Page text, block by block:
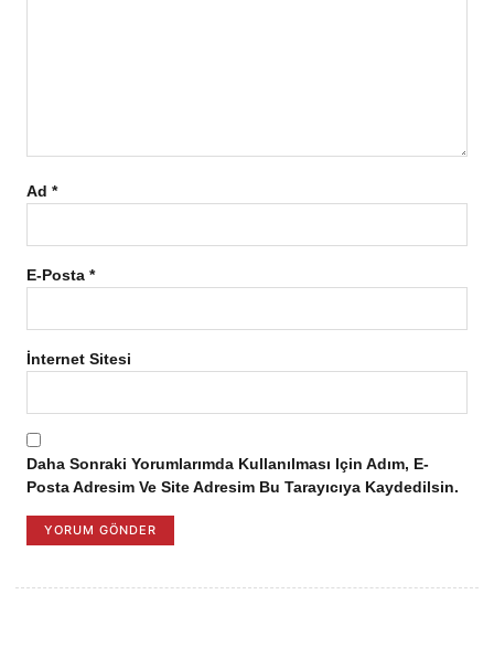
Ad *
E-Posta *
İnternet Sitesi
Daha Sonraki Yorumlarımda Kullanılması Için Adım, E-
Posta Adresim Ve Site Adresim Bu Tarayıcıya Kaydedilsin.